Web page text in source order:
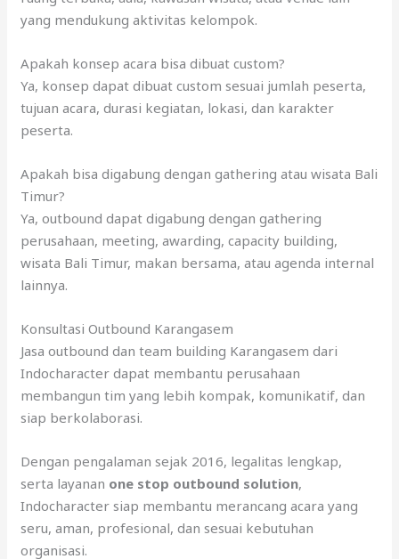
yang mendukung aktivitas kelompok.
Apakah konsep acara bisa dibuat custom?
Ya, konsep dapat dibuat custom sesuai jumlah peserta,
tujuan acara, durasi kegiatan, lokasi, dan karakter
peserta.
Apakah bisa digabung dengan gathering atau wisata Bali
Timur?
Ya, outbound dapat digabung dengan gathering
perusahaan, meeting, awarding, capacity building,
wisata Bali Timur, makan bersama, atau agenda internal
lainnya.
Konsultasi Outbound Karangasem
Jasa outbound dan team building Karangasem dari
Indocharacter dapat membantu perusahaan
membangun tim yang lebih kompak, komunikatif, dan
siap berkolaborasi.
Dengan pengalaman sejak 2016, legalitas lengkap,
serta layanan one stop outbound solution,
Indocharacter siap membantu merancang acara yang
seru, aman, profesional, dan sesuai kebutuhan
organisasi.